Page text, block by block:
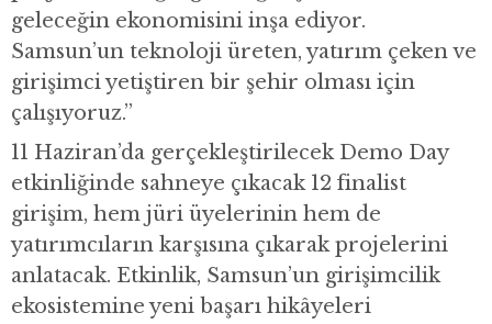
geleceğin ekonomisini inşa ediyor.
Samsun’un teknoloji üreten, yatırım çeken ve
girişimci yetiştiren bir şehir olması için
çalışıyoruz.”
11 Haziran’da gerçekleştirilecek Demo Day
etkinliğinde sahneye çıkacak 12 finalist
girişim, hem jüri üyelerinin hem de
yatırımcıların karşısına çıkarak projelerini
anlatacak. Etkinlik, Samsun’un girişimcilik
ekosistemine yeni başarı hikâyeleri